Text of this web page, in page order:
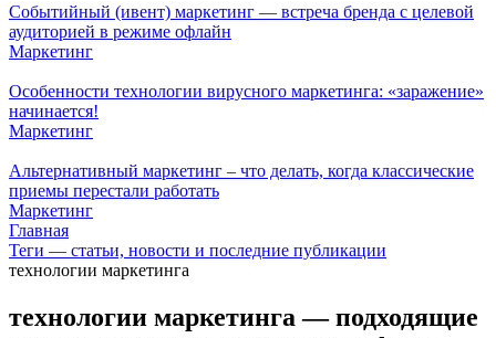
Событийный (ивент) маркетинг — встреча бренда с целевой
аудиторией в режиме офлайн
Маркетинг
Особенности технологии вирусного маркетинга: «заражение»
начинается!
Маркетинг
Альтернативный маркетинг – что делать, когда классические
приемы перестали работать
Маркетинг
Главная
Теги — статьи, новости и последние публикации
технологии маркетинга
технологии маркетинга — подходящие